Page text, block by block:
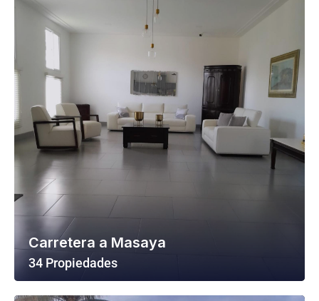
Carretera a Masaya
34 Propiedades
Ver Todas Las Propiedades